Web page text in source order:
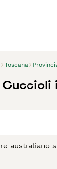
Toscana
australiano
Negli